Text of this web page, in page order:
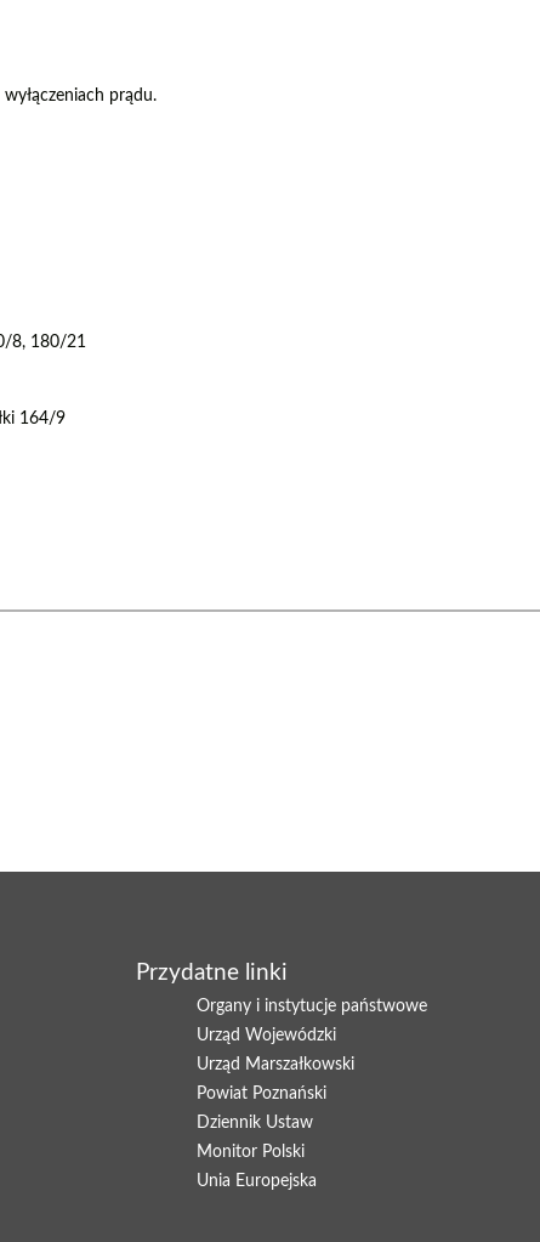
prądu.
8, 180/21
164/9
Przydatne linki
Organy i instytucje państwowe
Urząd Wojewódzki
Urząd Marszałkowski
Powiat Poznański
Dziennik Ustaw
Monitor Polski
Unia Europejska